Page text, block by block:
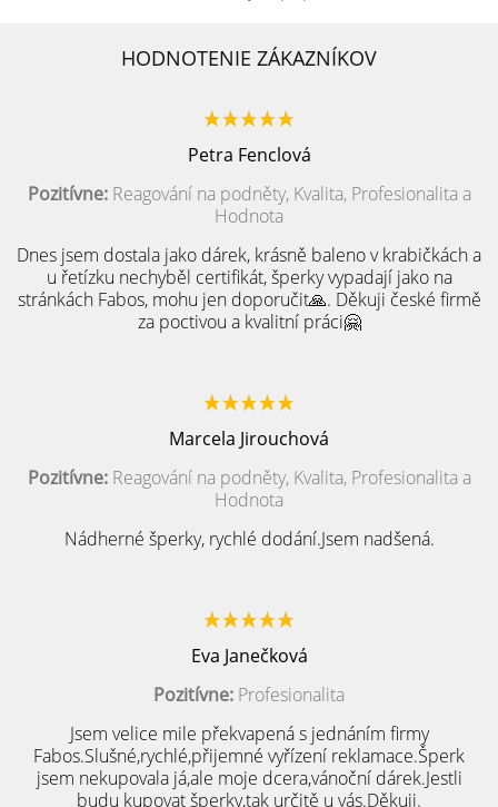
HODNOTENIE ZÁKAZNÍKOV
Petra Fenclová
Pozitívne:Reagování na podněty, Kvalita, Profesionalita a
Hodnota
Dnes jsem dostala jako dárek, krásně baleno v krabičkách a
u řetízku nechyběl certifikát, šperky vypadají jako na
stránkách Fabos, mohu jen doporučit🙏. Děkuji české firmě
za poctivou a kvalitní práci🤗
Marcela Jirouchová
Pozitívne:Reagování na podněty, Kvalita, Profesionalita a
Hodnota
Nádherné šperky, rychlé dodání.Jsem nadšená.
Eva Janečková
Pozitívne: Profesionalita
Jsem velice mile překvapená s jednáním firmy
Fabos.Slušné,rychlé,přijemné vyřízení reklamace.Šperk
jsem nekupovala já,ale moje dcera,vánoční dárek.Jestli
budu kupovat šperky,tak určitě u vás.Děkuji.